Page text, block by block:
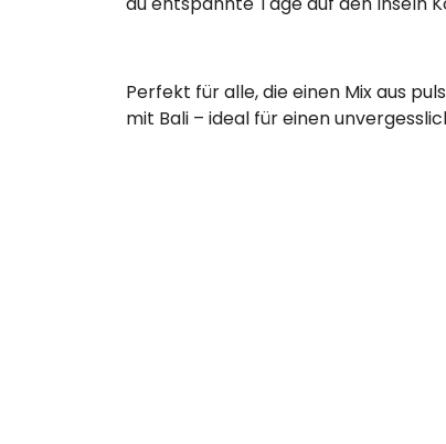
Perfekt für alle, die einen Mix aus
mit Bali – ideal für einen